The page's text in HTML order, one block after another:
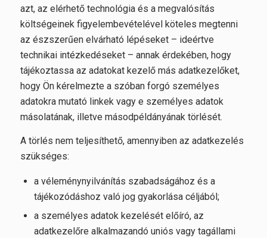
azt, az elérhető technológia és a megvalósítás
költségeinek figyelembevételével köteles megtenni
az észszerűen elvárható lépéseket – ideértve
technikai intézkedéseket – annak érdekében, hogy
tájékoztassa az adatokat kezelő más adatkezelőket,
hogy Ön kérelmezte a szóban forgó személyes
adatokra mutató linkek vagy e személyes adatok
másolatának, illetve másodpéldányának törlését.
A törlés nem teljesíthető, amennyiben az adatkezelés
szükséges:
a véleménynyilvánítás szabadságához és a
tájékozódáshoz való jog gyakorlása céljából;
a személyes adatok kezelését előíró, az
adatkezelőre alkalmazandó uniós vagy tagállami